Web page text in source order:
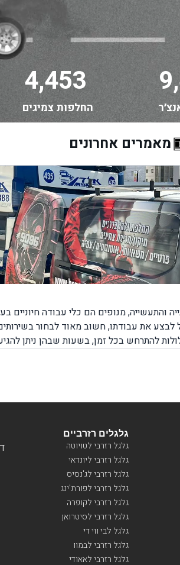
4,453
החלפות צמיגים
מאמרים אחרונים
והתעשייה, מנופים הם כלי עבודה חיוניים
לבצע את עבודתו, חשוב מאוד לבחור
להתרחש בכל זמן, בשעות שבהן ניתן
גלגלים רזרביים
גלגל רזרבי לטויוטה
גלגל רזרבי ליונדאי
גלגל רזרבי לג'נסיס
גלגל רזרבי לפורת'ינג
גלגל רזרבי לקופרה
גלגל רזרבי לסיטרואן
גלגל לבי ווי די
גלגל רזרבי לבמוו
גלגל רזרבי לאאודי